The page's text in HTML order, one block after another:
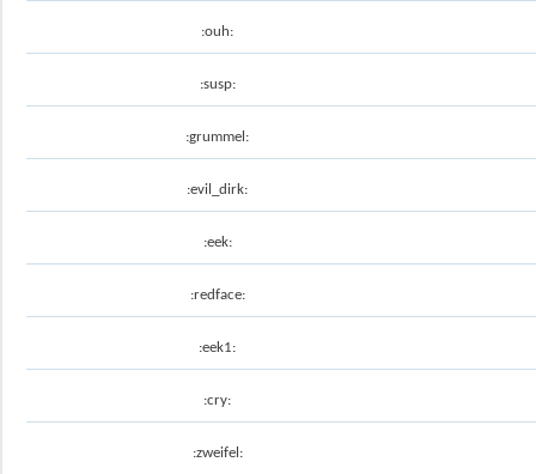
:ouh:
:susp:
:grummel:
:evil_dirk:
:eek:
:redface:
:eek1:
:cry:
:zweifel: